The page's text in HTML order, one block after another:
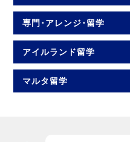
専門･アレンジ･留学
アイルランド留学
マルタ留学